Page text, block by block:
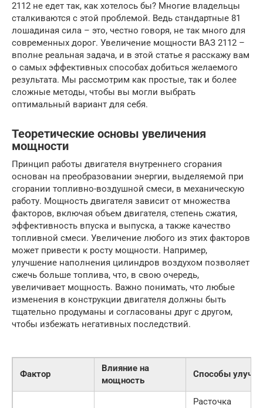
2112 не едет так, как хотелось бы? Многие владельцы
сталкиваются с этой проблемой. Ведь стандартные 81
лошадиная сила – это, честно говоря, не так много для
современных дорог. Увеличение мощности ВАЗ 2112 –
вполне реальная задача, и в этой статье я расскажу вам
о самых эффективных способах добиться желаемого
результата. Мы рассмотрим как простые, так и более
сложные методы, чтобы вы могли выбрать
оптимальный вариант для себя.
Теоретические основы увеличения
мощности
Принцип работы двигателя внутреннего сгорания
основан на преобразовании энергии, выделяемой при
сгорании топливно-воздушной смеси, в механическую
работу. Мощность двигателя зависит от множества
факторов, включая объем двигателя, степень сжатия,
эффективность впуска и выпуска, а также качество
топливной смеси. Увеличение любого из этих факторов
может привести к росту мощности. Например,
улучшение наполнения цилиндров воздухом позволяет
сжечь больше топлива, что, в свою очередь,
увеличивает мощность. Важно понимать, что любые
изменения в конструкции двигателя должны быть
тщательно продуманы и согласованы друг с другом,
чтобы избежать негативных последствий.
Фактор
Влияние на
мощность
Способы
Расточка